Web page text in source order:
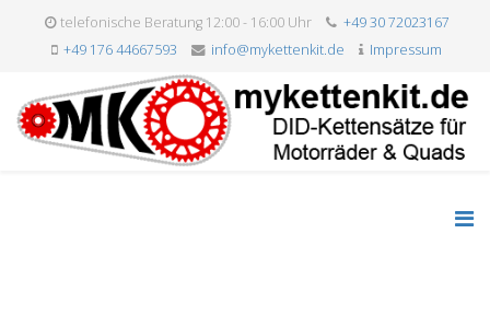
telefonische Beratung 12:00 - 16:00 Uhr
+49 30 72023167
+49 176 44667593
info@mykettenkit.de Impressum